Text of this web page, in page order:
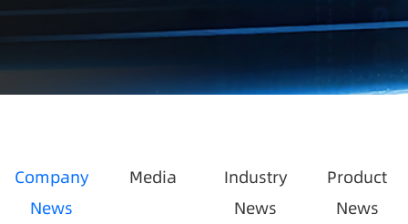
Company
News
Media
Industry
News
Product
News